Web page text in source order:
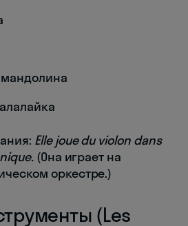
Elle joue du violon dans
(Она играет на
оркестре.)
(Les